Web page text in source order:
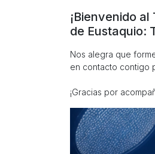
¡Bienvenido
de Eustaquio:
Nos alegra que
en contacto contigo
¡Gracias por